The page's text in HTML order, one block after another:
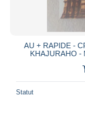
AU + RAPIDE -
KHAJURAHO -
Statut